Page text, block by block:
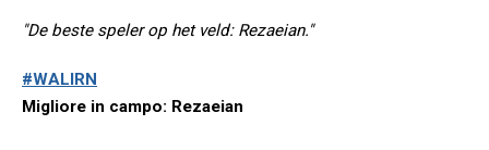
"De beste speler op het veld: Rezaeian."
#WALIRN
Migliore in campo: Rezaeian